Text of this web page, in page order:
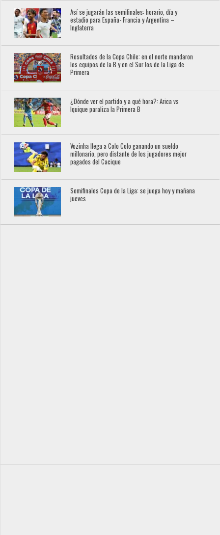
Así se jugarán las semifinales: horario, día y
estadio para España- Francia y Argentina –
Inglaterra
Resultados de la Copa Chile: en el norte mandaron
los equipos de la B y en el Sur los de la Liga de
Primera
¿Dónde ver el partido y a qué hora?: Arica vs
Iquique paraliza la Primera B
Vozinha llega a Colo Colo ganando un sueldo
millonario, pero distante de los jugadores mejor
pagados del Cacique
Semifinales Copa de la Liga: se juega hoy y mañana
jueves